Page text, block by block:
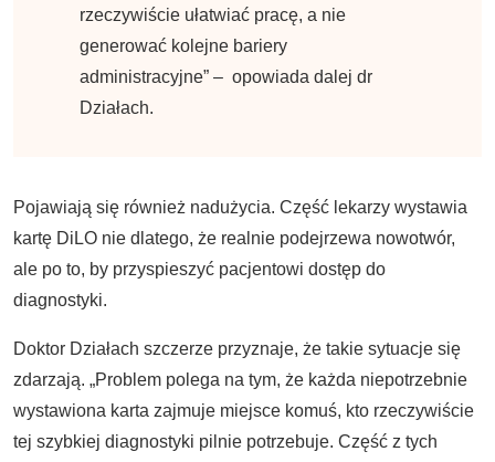
rzeczywiście ułatwiać pracę, a nie
generować kolejne bariery
administracyjne” – opowiada dalej dr
Działach.
Pojawiają się również nadużycia. Część lekarzy wystawia
kartę DiLO nie dlatego, że realnie podejrzewa nowotwór,
ale po to, by przyspieszyć pacjentowi dostęp do
diagnostyki.
Doktor Działach szczerze przyznaje, że takie sytuacje się
zdarzają. „Problem polega na tym, że każda niepotrzebnie
wystawiona karta zajmuje miejsce komuś, kto rzeczywiście
tej szybkiej diagnostyki pilnie potrzebuje. Część z tych